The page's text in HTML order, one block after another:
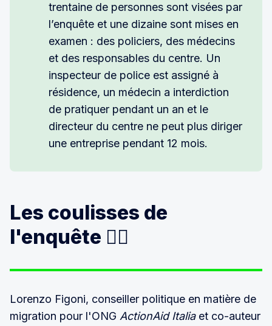
trentaine de personnes sont visées par
l’enquête et une dizaine sont mises en
examen : des policiers, des médecins
et des responsables du centre. Un
inspecteur de police est assigné à
résidence, un médecin a interdiction
de pratiquer pendant un an et le
directeur du centre ne peut plus diriger
une entreprise pendant 12 mois.
Les coulisses de
l'enquête 🕵️‍♀️
Lorenzo Figoni, conseiller politique en matière de
migration pour l'ONG ActionAid Italiaet co-auteur